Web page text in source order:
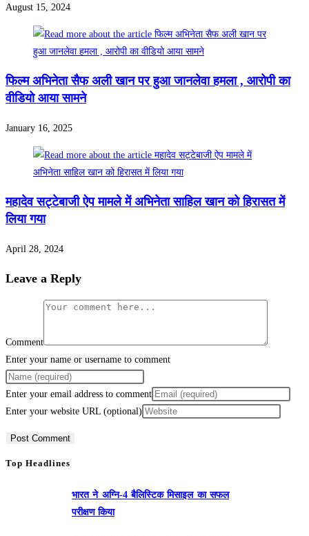
August 15, 2024
फिल्म अभिनेता सैफ अली खान पर हुआ जानलेवा हमला , आरोपी का
वीडियो आया सामने
January 16, 2025
महादेव सट्टेबाजी ऐप मामले में अभिनेता साहिल खान को हिरासत में
लिया गया
April 28, 2024
Leave a Reply
Comment
Enter your name or username to comment
Enter your email address to comment
Enter your website URL (optional)
Top Headlines
भारत ने अग्नि-4 बैलिस्टिक मिसाइल का सफल
परीक्षण किया